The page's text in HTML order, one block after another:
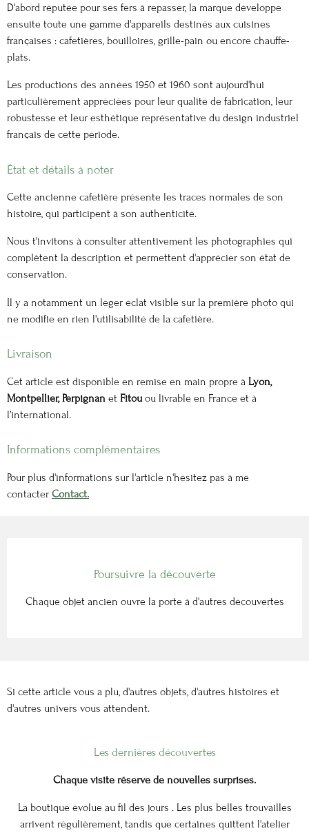
D'abord réputée pour ses fers à repasser, la marque développe
ensuite toute une gamme d'appareils destinés aux cuisines
françaises : cafetières, bouilloires, grille-pain ou encore chauffe-
plats.
Les productions des années 1950 et 1960 sont aujourd'hui
particulièrement appréciées pour leur qualité de fabrication, leur
robustesse et leur esthétique représentative du design industriel
français de cette période.
État et détails à noter
Cette ancienne cafetière présente les traces normales de son
histoire, qui participent à son authenticité.
Nous t'invitons à consulter attentivement les photographies qui
complètent la description et permettent d'apprécier son état de
conservation.
Il y a notamment un léger éclat visible sur la première photo qui
ne modifie en rien l'utilisabilité de la cafetière.
Livraison
Cet article est disponible en remise en main propre à Lyon,
Montpellier, Perpignan et Fitouou livrable en France et à
l’international.
Informations complémentaires
Pour plus d'informations sur l'article n'hésitez pas à me
contacter Contact.
Poursuivre la découverte
Chaque objet ancien ouvre la porte à d'autres découvertes
Si cette article vous a plu, d'autres objets, d'autres histoires et
d'autres univers vous attendent.
Les dernières découvertes
Chaque visite réserve de nouvelles surprises.
La boutique évolue au fil des jours . Les plus belles trouvailles
arrivent régulièrement, tandis que certaines quittent l'atelier